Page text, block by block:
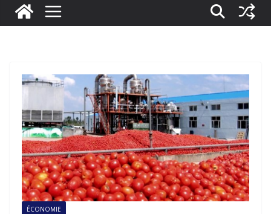
ÉCONOMIE